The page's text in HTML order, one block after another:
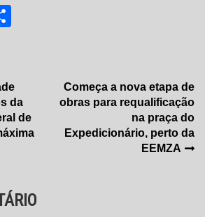
da
de
Começa a nova etapa de
obras para requalificação
na praça do
Expedicionário, perto da
EEMZA